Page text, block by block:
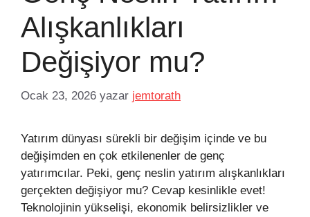
Alışkanlıkları
Değişiyor mu?
Ocak 23, 2026 yazar jemtorath
Yatırım dünyası sürekli bir değişim içinde ve bu
değişimden en çok etkilenenler de genç
yatırımcılar. Peki, genç neslin yatırım alışkanlıkları
gerçekten değişiyor mu? Cevap kesinlikle evet!
Teknolojinin yükselişi, ekonomik belirsizlikler ve